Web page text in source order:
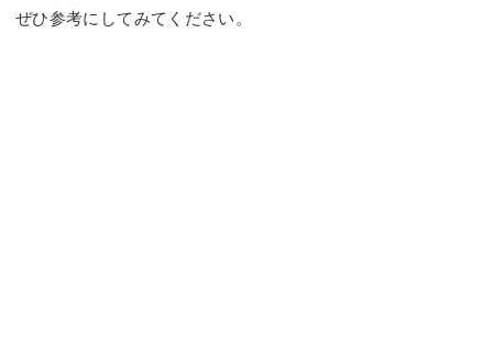
ぜひ参考にしてみてください。